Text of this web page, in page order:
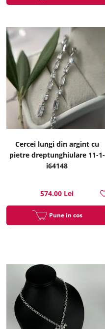
Cercei lungi din argint cu
pietre dreptunghiulare 11-1-
i64148
574.00 Lei
Pune in cos